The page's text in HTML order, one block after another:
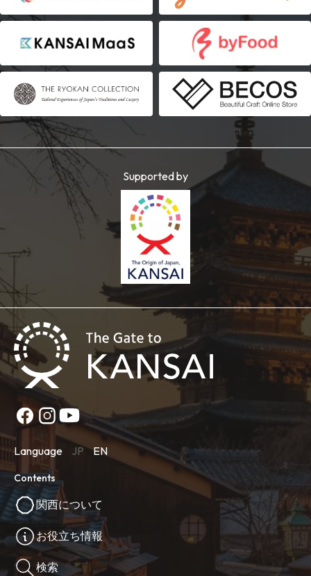
Supported by
Language JP EN
Contents
関西について
お役立ち情報
検索